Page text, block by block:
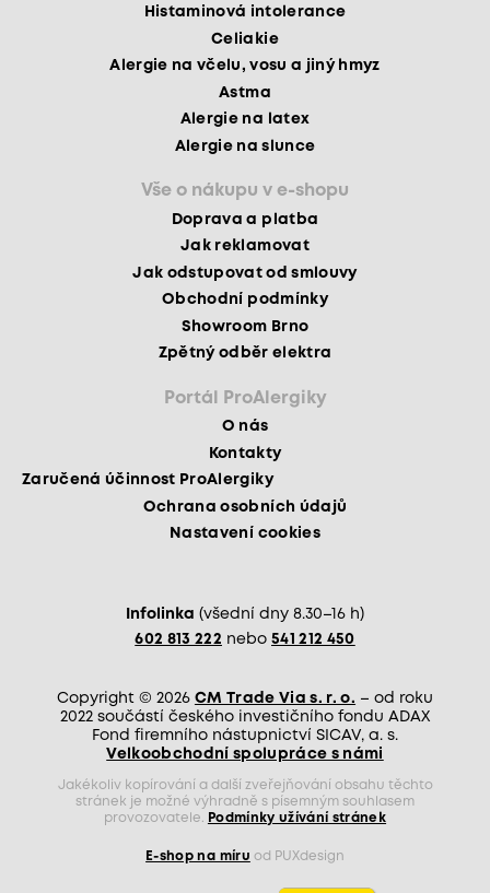
Histaminová intolerance
Celiakie
Alergie na včelu, vosu a jiný hmyz
Astma
Alergie na latex
Alergie na slunce
Vše o nákupu v e-shopu
Doprava a platba
Jak reklamovat
Jak odstupovat od smlouvy
Obchodní podmínky
Showroom Brno
Zpětný odběr elektra
Portál ProAlergiky
O nás
Kontakty
Zaručená účinnost ProAlergiky
Ochrana osobních údajů
Nastavení cookies
Infolinka (všední dny 8.30–16 h)
602 813 222 nebo 541 212 450
Copyright © 2026 CM Trade Via s. r. o. – od roku
2022 součástí českého investičního fondu ADAX
Fond firemního nástupnictví SICAV, a. s.
Velkoobchodní spolupráce s námi
Jakékoliv kopírování a další zveřejňování obsahu těchto
stránek je možné výhradně s písemným souhlasem
provozovatele.
Podmínky užívání stránek
E-shop na míru od PUXdesign